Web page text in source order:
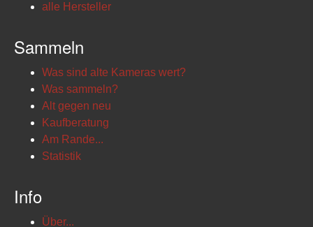
alle Hersteller
Sammeln
Was sind alte Kameras wert?
Was sammeln?
Alt gegen neu
Kaufberatung
Am Rande...
Statistik
Info
Über...